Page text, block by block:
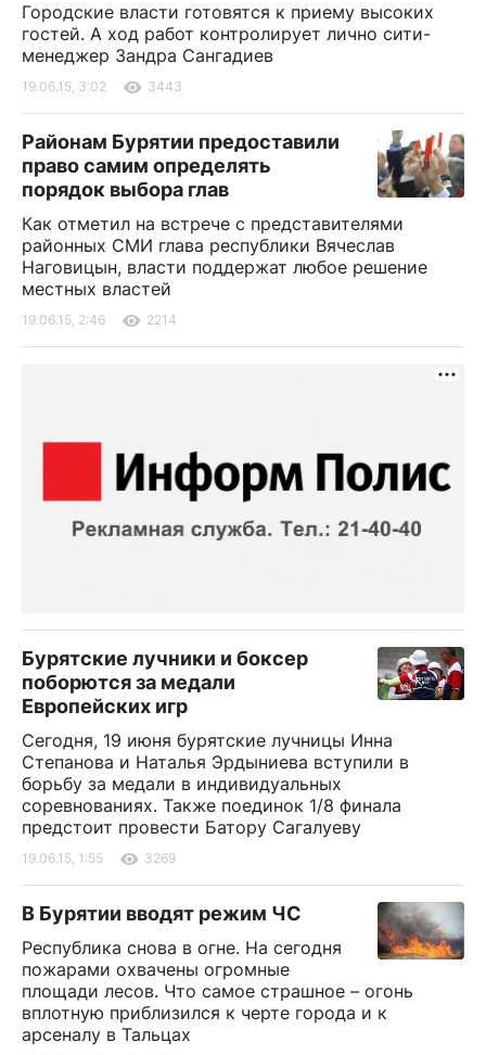
Городские власти готовятся к приему высоких
гостей. А ход работ контролирует лично сити-
менеджер Зандра Сангадиев
19.06.15, 3:02 3443
Районам Бурятии предоставили
право самим определять
порядок выбора глав
Как отметил на встрече с представителями
районных СМИ глава республики Вячеслав
Наговицын, власти поддержат любое решение
местных властей
19.06.15, 2:46 2214
Бурятские лучники и боксер
поборются за медали
Европейских игр
Сегодня, 19 июня бурятские лучницы Инна
Степанова и Наталья Эрдыниева вступили в
борьбу за медали в индивидуальных
соревнованиях. Также поединок 1/8 финала
предстоит провести Батору Сагалуеву
19.06.15, 1:55 3269
В Бурятии вводят режим ЧС
Республика снова в огне. На сегодня
пожарами охвачены огромные
площади лесов. Что самое страшное – огонь
вплотную приблизился к черте города и к
арсеналу в Тальцах